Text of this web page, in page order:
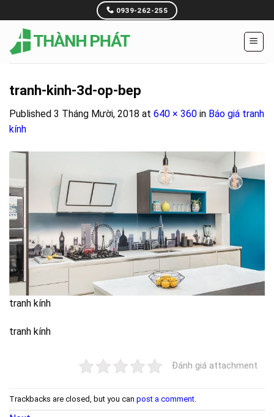
to
content
0939-262-255
tranh-kinh-3d-op-bep
Published 3 Tháng Mười, 2018 at 640 × 360 in Báo giá tranh
kính
tranh kính
tranh kính
Đánh giá attachment
Trackbacks are closed, but you can post a comment